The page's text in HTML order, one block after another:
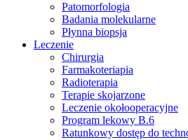
Patomorfologia
Badania molekularne
Płynna biopsja
Leczenie
Chirurgia
Farmakoteriapia
Radioterapia
Terapie skojarzone
Leczenie okołooperacyjne
Program lekowy B.6
Ratunkowy dostęp do